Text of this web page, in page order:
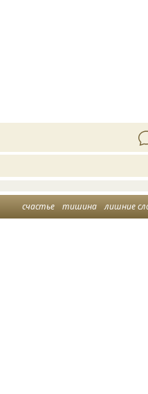
счастье тишина лишние